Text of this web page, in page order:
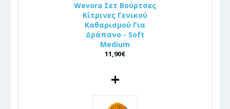
Wevora Σετ Βούρτσες
Κίτρινες Γενικού
Καθαρισμού Για
Δράπανο - Soft
Medium
11,90€
+